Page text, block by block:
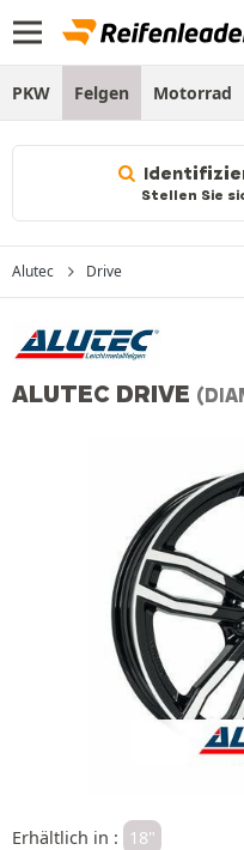
PKW Felgen Motorrad
Stellen Sie
Alutec Drive
ALUTEC DRIVE
Erhältlich in : 18"